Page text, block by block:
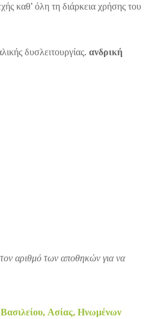
καθ' όλη τη διάρκεια χρήσης του
δυσλειτουργίας. ανδρική
αριθμό των αποθηκών για να
Ασίας, Ηνωμένων